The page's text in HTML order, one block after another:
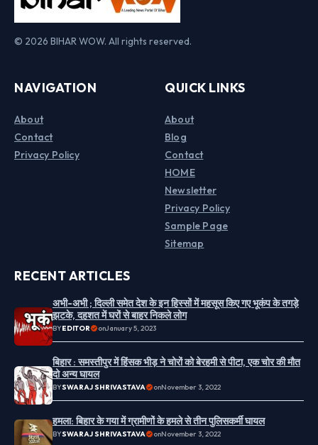
© 2026 BIHAR WOW. All rights reserved.
NAVIGATION
About
Contact
Privacy Policy
QUICK LINKS
About
Blog
Contact
HOME
Newsletter
Privacy Policy
Sample Page
Sitemap
RECENT ARTICLES
अभी-अभी ; दिल्ली समेत देश के इन हिस्सों में महसूस किए गए भूकंप के तगड़े
झटके, दहशत में घरों से बाहर निकले लोग
BYEDITOR onJanuary 5, 2023
बिहार : समस्तीपुर में हिंसक भीड़ ने चोरों को बेरहमी से पीटा, एक चोर की मौत
दो अन्य घायल
BYSWARAJ SHRIVASTAVA onNovember 3, 2022
हमला: बिहार के गया में ग्रामीणों के हमले से तीन पुलिसकर्मी घायल
BYSWARAJ SHRIVASTAVA onNovember 3, 2022